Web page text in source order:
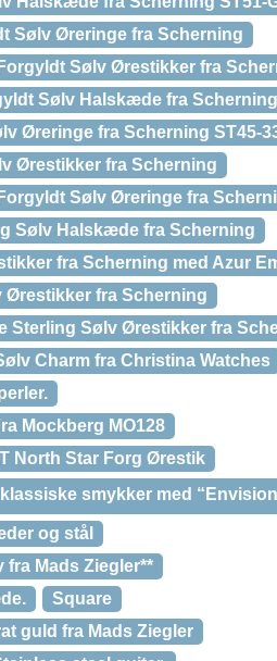
Sølv Øreringe fra Scherning
Sølv Ørestikker fra
Sølv Halskæde fra Scherning
Øreringe fra Scherning ST45-
Ørestikker fra Scherning
Sølv Øreringe fra
Sølv Halskæde fra Scherning
fra Scherning med Azur
Ørestikker fra Scherning
Sterling Sølv Ørestikker fra
Charm fra Christina Watches
Mockberg MO128
North Star Forg Ørestik
smykker med “Envision”
og stål
Mads Ziegler**
Square
guld fra Mads Ziegler